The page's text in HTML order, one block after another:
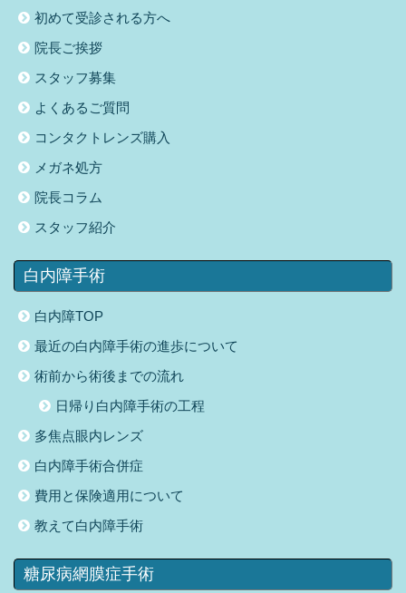
初めて受診される方へ
院長ご挨拶
スタッフ募集
よくあるご質問
コンタクトレンズ購入
メガネ処方
院長コラム
スタッフ紹介
白内障手術
白内障TOP
最近の白内障手術の進歩について
術前から術後までの流れ
日帰り白内障手術の工程
多焦点眼内レンズ
白内障手術合併症
費用と保険適用について
教えて白内障手術
糖尿病網膜症手術